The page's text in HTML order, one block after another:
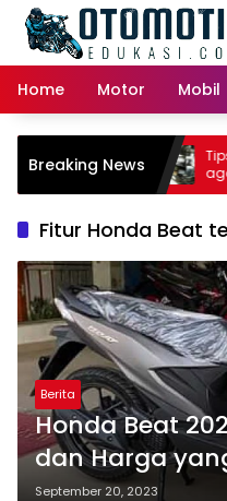
content
Home
Motor Mobil
Breaking News
Matic:
Tips
agar
Fitur Honda Beat
Berita
Honda Beat
dan Harga
September 20, 2023